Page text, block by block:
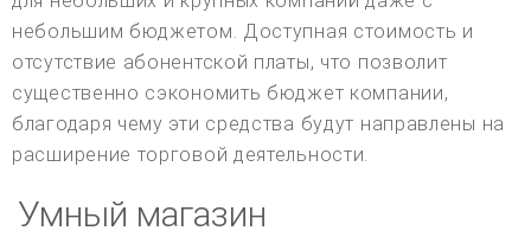
небольшим бюджетом. Доступная стоимость и
отсутствие абонентской платы, что позволит
существенно сэкономить бюджет компании,
благодаря чему эти средства будут направлены на
расширение торговой деятельности.
Умный магазин